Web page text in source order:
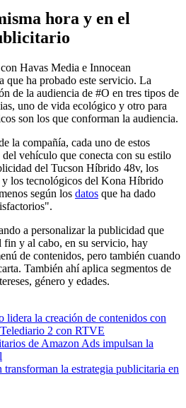
hora y en el
Havas Media e Innocean
ha probado este servicio. La
de la audiencia de #O en tres tipos de
uno de vida ecológico y otro para
son los que conforman la audiencia.
la compañía, cada uno de estos
vehículo que conecta con su estilo
del Tucson Híbrido 48v, los
los tecnológicos del Kona Híbrido
según los datos que ha dado
a personalizar la publicidad que
fin y al cabo, en su servicio, hay
de contenidos, pero también cuando
También ahí aplica segmentos de
género y edades.
lidera la creación de contenidos con
2 con RTVE
de Amazon Ads impulsan la
transforman la estrategia publicitaria en